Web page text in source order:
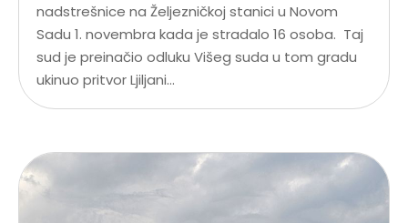
nadstrešnice na Željezničkoj stanici u Novom
Sadu 1. novembra kada je stradalo 16 osoba. Taj
sud je preinačio odluku Višeg suda u tom gradu
ukinuo pritvor Ljiljani...